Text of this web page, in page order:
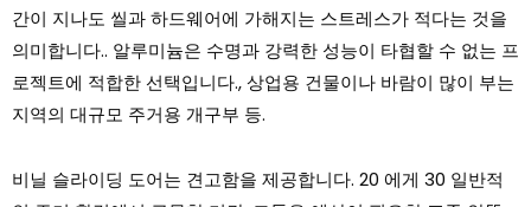
간이 지나도 씰과 하드웨어에 가해지는 스트레스가 적다는 것을
의미합니다.. 알루미늄은 수명과 강력한 성능이 타협할 수 없는 프
로젝트에 적합한 선택입니다., 상업용 건물이나 바람이 많이 부는
지역의 대규모 주거용 개구부 등.
비닐 슬라이딩 도어는 견고함을 제공합니다. 20 에게 30 일반적